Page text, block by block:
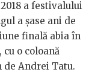
a festivalului
a șase ani de
finală abia în
cu o coloană
de Andrei Tatu.